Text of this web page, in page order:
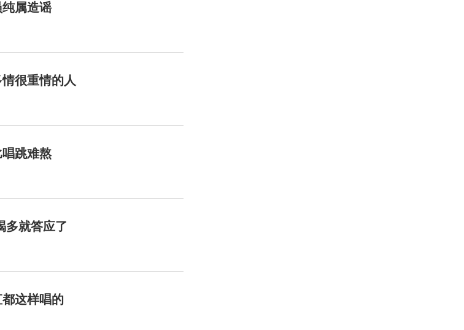
属造谣
很重情的人
跳难熬
多就答应了
这样唱的